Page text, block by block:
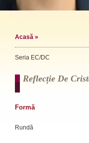
Acasă »
Seria EC/DC
Reflecție De
Formă
Rundă